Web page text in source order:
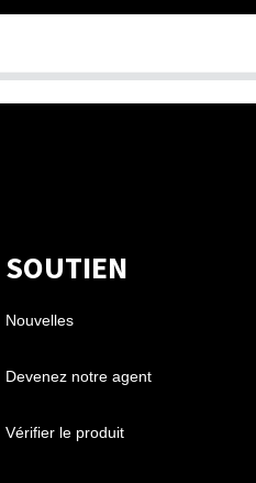
SOUTIEN
Nouvelles
Devenez notre agent
Vérifier le produit